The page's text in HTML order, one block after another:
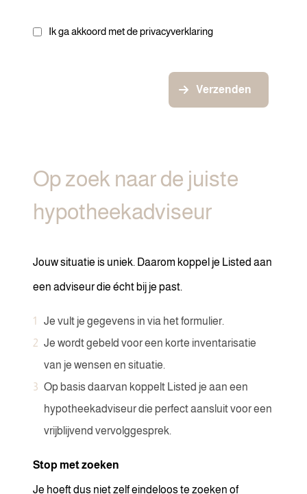
Ik ga akkoord met de privacyverklaring
Verzenden
Op zoek naar de juiste
hypotheekadviseur
Jouw situatie is uniek. Daarom koppel je Listed aan
een adviseur die écht bij je past.
Je vult je gegevens in via het formulier.
Je wordt gebeld voor een korte inventarisatie
van je wensen en situatie.
Op basis daarvan koppelt Listed je aan een
hypotheekadviseur die perfect aansluit voor een
vrijblijvend vervolggesprek.
Stop met zoeken
Je hoeft dus niet zelf eindeloos te zoeken of